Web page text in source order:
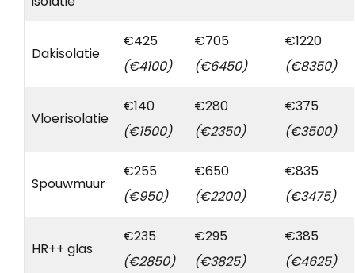
Dakisolatie
€425
(€4100)
€705
(€6450)
€1220
(€8350)
Vloerisolatie
€140
(€1500)
€280
(€2350)
€375
(€3500)
Spouwmuur
€255
(€950)
€650
(€2200)
€835
(€3475)
HR++ glas
€235
(€2850)
€295
(€3825)
€385
(€4625)